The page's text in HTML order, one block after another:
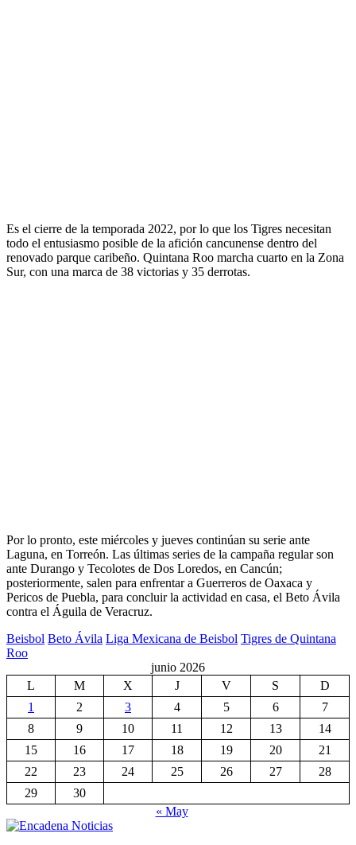
Es el cierre de la temporada 2022, por lo que los Tigres necesitan
todo el entusiasmo posible de la afición cancunense dentro del
renovado parque caribeño. Quintana Roo marcha cuarto en la Zona
Sur, con una marca de 38 victorias y 35 derrotas.
Por lo pronto, este miércoles y jueves continúan su serie ante
Laguna, en Torreón. Las últimas series de la campaña regular son
ante Durango y Tecolotes de Dos Loredos, en Cancún;
posteriormente, salen para enfrentar a Guerreros de Oaxaca y
Pericos de Puebla, para concluir la actividad en casa, el Beto Ávila
contra el Águila de Veracruz.
Beisbol Beto Ávila Liga Mexicana de Beisbol Tigres de Quintana
Roo
junio 2026
L
M X J V S
D
1
2 3 4 5 6
7
8
9 10 11 12 13
14
15
16 17 18 19 20
21
22
23 24 25 26 27
28
29
30
« May